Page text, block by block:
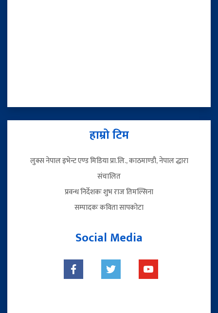
हाम्रो टिम
लुक्स नेपाल इभेन्ट एण्ड मिडिया प्रा.लि., काठमाण्डौ, नेपाल द्धारा
संचालित
प्रवन्ध निर्देशकः शुभ राज तिमल्सिना
सम्पादकः कविता सापकोटा
Social Media